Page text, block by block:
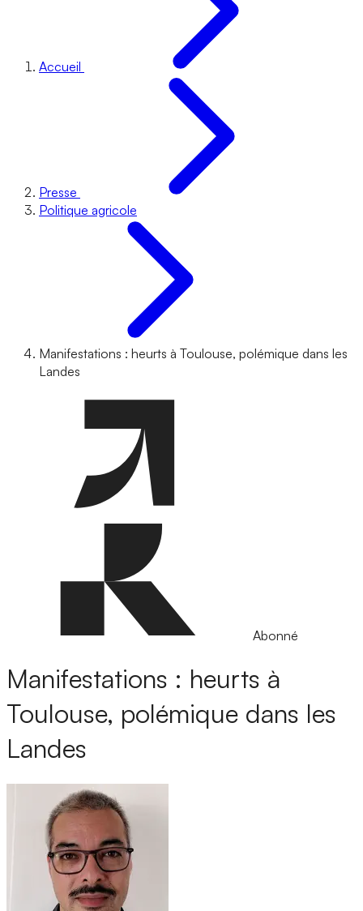
Accueil
Presse
Politique agricole
Manifestations : heurts à Toulouse, polémique dans les
Landes
Abonné
Manifestations : heurts à
Toulouse, polémique dans les
Landes